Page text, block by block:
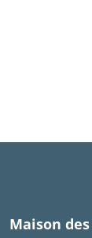
Maison